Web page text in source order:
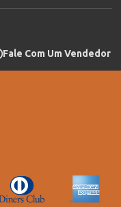
Fale Com Um Vendedor